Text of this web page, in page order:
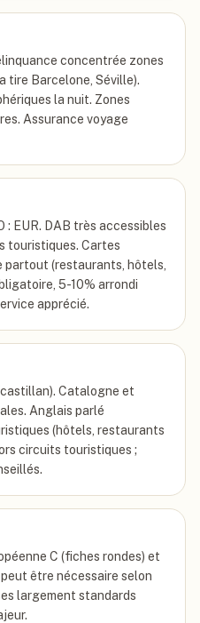
concentrée zones
tire Barcelone, Séville).
la nuit. Zones
Assurance voyage
: EUR. DAB très accessibles
touristiques. Cartes
partout (restaurants, hôtels,
5-10% arrondi
apprécié.
Catalogne et
Anglais parlé
(hôtels, restaurants
circuits touristiques ;
C (fiches rondes) et
être nécessaire selon
largement standards